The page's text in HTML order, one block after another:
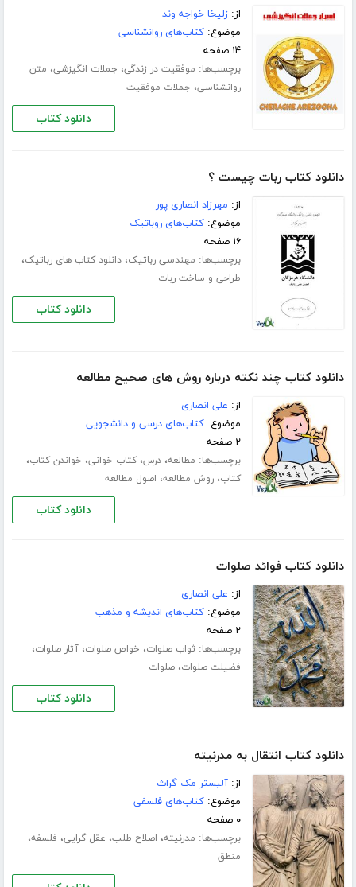
از:زلیخا خواجه وند
موضوع:کتاب‌های روانشناسی
۱۴ صفحه
برچسب‌ها: موفقیت در زندگی، جملات انگیزشی، متن
روانشناسی، جملات موفقیت
دانلود کتاب
دانلود کتاب ربات چیست ؟
از: مهرزاد انصاری پور
موضوع:کتاب‌های روباتیک
۱۶ صفحه
برچسب‌ها: مهندسی رباتیک،دانلود کتاب های رباتیک،
طراحی و ساخت ربات
دانلود کتاب
دانلود کتاب چند نکته درباره روش های صحیح مطالعه
از: علی انصاری
موضوع:کتاب‌های درسی و دانشجویی
۲ صفحه
برچسب‌ها: مطالعه،درس،کتاب خوانی، خواندن کتاب،
کتاب،روش مطالعه، اصول مطالعه
دانلود کتاب
دانلود کتاب فوائد صلوات
از: علی انصاری
موضوع:کتاب‌های اندیشه و مذهب
۲ صفحه
برچسب‌ها: ثواب صلوات، خواص صلوات،آثار صلوات،
فضیلت صلوات،صلوات
دانلود کتاب
دانلود کتاب انتقال به مدرنیته
از:آلیستر مک گراث
موضوع:کتاب‌های فلسفی
۰ صفحه
برچسب‌ها: مدرنیته، اصلاح طلب، عقل گرایی، فلسفه،
منطق